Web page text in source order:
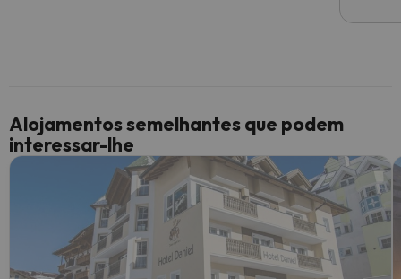
Alojamentos semelhantes que podem
interessar-lhe